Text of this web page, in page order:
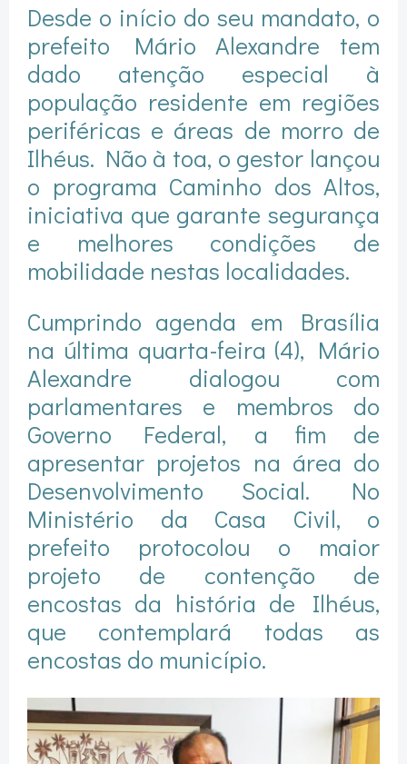
Desde o início do seu mandato, o
prefeito Mário Alexandre tem
dado atenção especial à
população residente em regiões
periféricas e áreas de morro de
Ilhéus. Não à toa, o gestor lançou
o programa Caminho dos Altos,
iniciativa que garante segurança
e melhores condições de
mobilidade nestas localidades.
Cumprindo agenda em Brasília
na última quarta-feira (4), Mário
Alexandre dialogou com
parlamentares e membros do
Governo Federal, a fim de
apresentar projetos na área do
Desenvolvimento Social. No
Ministério da Casa Civil, o
prefeito protocolou o maior
projeto de contenção de
encostas da história de Ilhéus,
que contemplará todas as
encostas do município.